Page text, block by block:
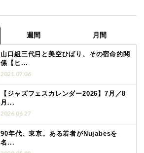
週間 月間
山口組三代目と美空ひばり、その宿命的関
係【ヒ...
2021.07.06
【ジャズフェスカレンダー2026】7月／8
月...
2026.06.27
90年代、東京。ある若者がNujabesを
名...